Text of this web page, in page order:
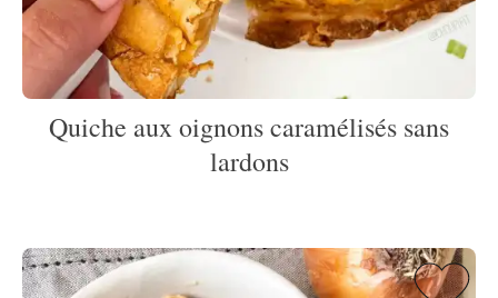
Quiche aux oignons caramélisés sans
lardons